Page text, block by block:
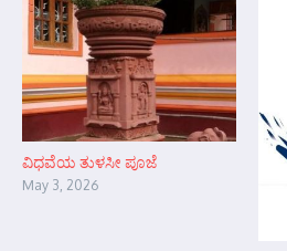
ವಿಧವೆಯ ತುಳಸೀ ಪೂಜೆ
May 3, 2026